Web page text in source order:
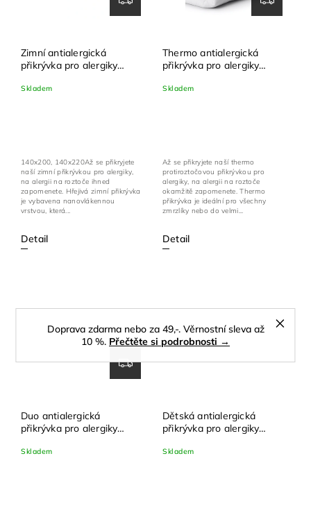
Doprava zdarma nebo za 49,-. Věrnostní sleva až
10 %. Přečtěte si podrobnosti →
Zimní antialergická
přikrývka pro alergiky
Skladem
Detail
140x200, 140x220Až se přikryjete
naší zimní přikrývkou pro alergiky,
na alergii na roztoče ihned
zapomenete. Hřejivá zimní přikrývka
je vybavena nanovlákennou
vrstvou, která...
Thermo antialergická
přikrývka pro alergiky
Skladem
Detail
Až se přikryjete naší thermo
protiroztočovou přikrývkou pro
alergiky, na alergii na roztoče
okamžitě zapomenete. Thermo
přikrývka je ideální pro všechny
zmrzlíky nebo do velmi...
Duo antialergická
přikrývka pro alergiky
Skladem
Dětská antialergická
přikrývka pro alergiky
Skladem